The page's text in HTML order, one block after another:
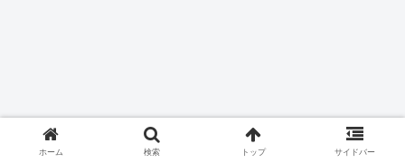
ホーム 検索 トップ サイドバー